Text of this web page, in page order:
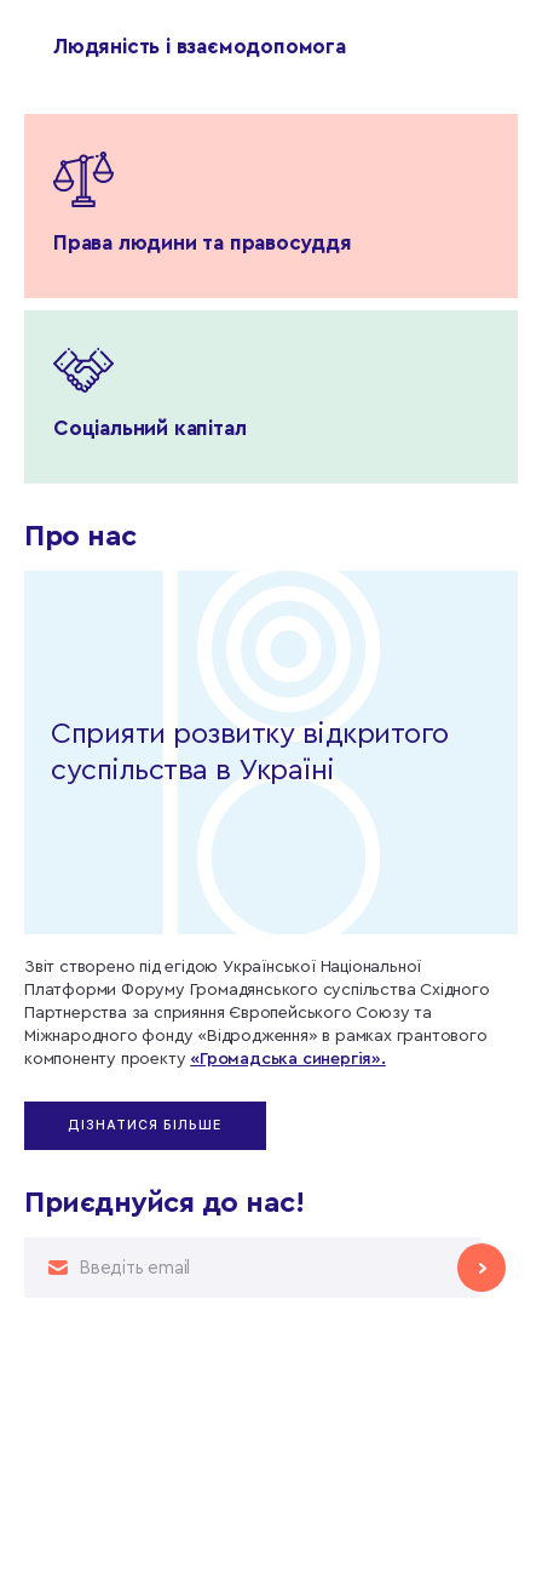
Людяність і взаємодопомога
Права людини та правосуддя
Соціальний капітал
Про нас
Сприяти розвитку відкритого
суспільства в Україні
Звіт створено під егідою Української Національної
Платформи Форуму Громадянського суспільства Східного
Партнерства за сприяння Європейського Союзу та
Міжнародного фонду «Відродження» в рамках грантового
компоненту проекту «Громадська синергія».
ДІЗНАТИСЯ БІЛЬШЕ
Приєднуйся до нас!